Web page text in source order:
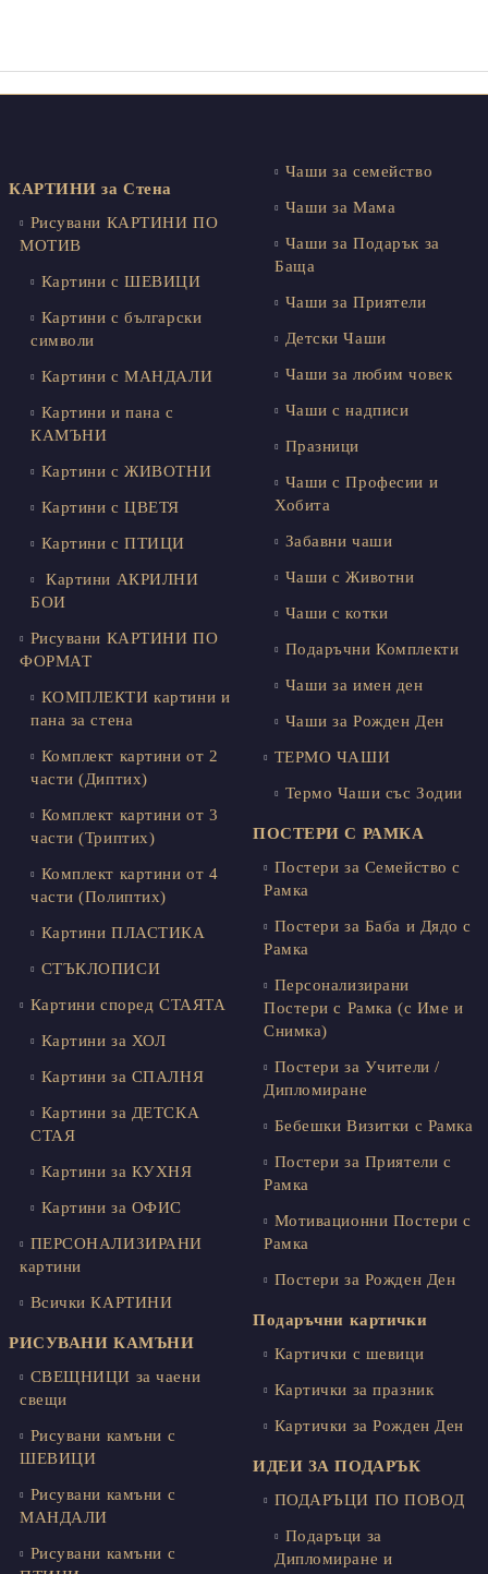
КАРТИНИ за Стена
Рисувани КАРТИНИ ПО
МОТИВ
Картини с ШЕВИЦИ
Картини с български
символи
Картини с МАНДАЛИ
Картини и пана с
КАМЪНИ
Картини с ЖИВОТНИ
Картини с ЦВЕТЯ
Картини с ПТИЦИ
Картини АКРИЛНИ
БОИ
Рисувани КАРТИНИ ПО
ФОРМАТ
КОМПЛЕКТИ картини и
пана за стена
Комплект картини от 2
части (Диптих)
Комплект картини от 3
части (Триптих)
Комплект картини от 4
части (Полиптих)
Картини ПЛАСТИКА
СТЪКЛОПИСИ
Картини според СТАЯТА
Картини за ХОЛ
Картини за СПАЛНЯ
Картини за ДЕТСКА
СТАЯ
Картини за КУХНЯ
Картини за ОФИС
ПЕРСОНАЛИЗИРАНИ
картини
Всички КАРТИНИ
РИСУВАНИ КАМЪНИ
СВЕЩНИЦИ за чаени
свещи
Рисувани камъни с
ШЕВИЦИ
Рисувани камъни с
МАНДАЛИ
Рисувани камъни с
Чаши за семейство
Чаши за Мама
Чаши за Подарък за
Баща
Чаши за Приятели
Детски Чаши
Чаши за любим човек
Чаши с надписи
Празници
Чаши с Професии и
Хобита
Забавни чаши
Чаши с Животни
Чаши с котки
Подаръчни Комплекти
Чаши за имен ден
Чаши за Рожден Ден
ТЕРМО ЧАШИ
Термо Чаши със Зодии
ПОСТЕРИ С РАМКА
Постери за Семейство с
Рамка
Постери за Баба и Дядо с
Рамка
Персонализирани
Постери с Рамка (с Име и
Снимка)
Постери за Учители /
Дипломиране
Бебешки Визитки с Рамка
Постери за Приятели с
Рамка
Мотивационни Постери с
Рамка
Постери за Рожден Ден
Подаръчни картички
Картички с шевици
Картички за празник
Картички за Рожден Ден
ИДЕИ ЗА ПОДАРЪК
ПОДАРЪЦИ ПО ПОВОД
Подаръци за
Дипломиране и